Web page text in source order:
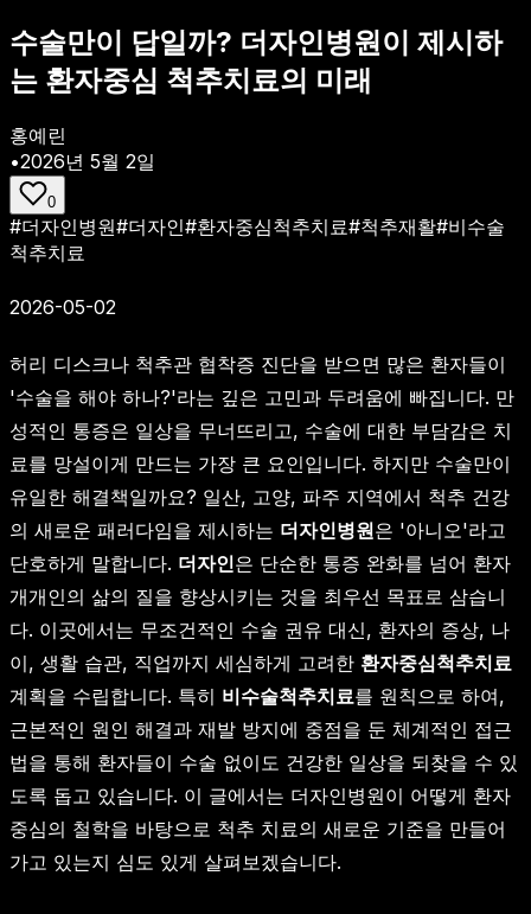
수술만이 답일까? 더자인병원이 제시하
는 환자중심 척추치료의 미래
홍예린
•2026년 5월 2일
0
#더자인병원#더자인#환자중심척추치료#척추재활#비수술
척추치료
2026-05-02
허리 디스크나 척추관 협착증 진단을 받으면 많은 환자들이
'수술을 해야 하나?'라는 깊은 고민과 두려움에 빠집니다. 만
성적인 통증은 일상을 무너뜨리고, 수술에 대한 부담감은 치
료를 망설이게 만드는 가장 큰 요인입니다. 하지만 수술만이
유일한 해결책일까요? 일산, 고양, 파주 지역에서 척추 건강
의 새로운 패러다임을 제시하는 더자인병원은 '아니오'라고
단호하게 말합니다. 더자인은 단순한 통증 완화를 넘어 환자
개개인의 삶의 질을 향상시키는 것을 최우선 목표로 삼습니
다. 이곳에서는 무조건적인 수술 권유 대신, 환자의 증상, 나
이, 생활 습관, 직업까지 세심하게 고려한 환자중심척추치료
계획을 수립합니다. 특히 비수술척추치료를 원칙으로 하여,
근본적인 원인 해결과 재발 방지에 중점을 둔 체계적인 접근
법을 통해 환자들이 수술 없이도 건강한 일상을 되찾을 수 있
도록 돕고 있습니다. 이 글에서는 더자인병원이 어떻게 환자
중심의 철학을 바탕으로 척추 치료의 새로운 기준을 만들어
가고 있는지 심도 있게 살펴보겠습니다.